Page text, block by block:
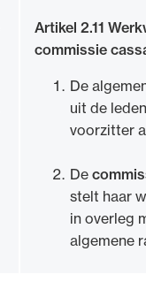
Artikel 2.11
commissie
De
uit de
voorzitter
De
stelt haar
in overleg
algemene